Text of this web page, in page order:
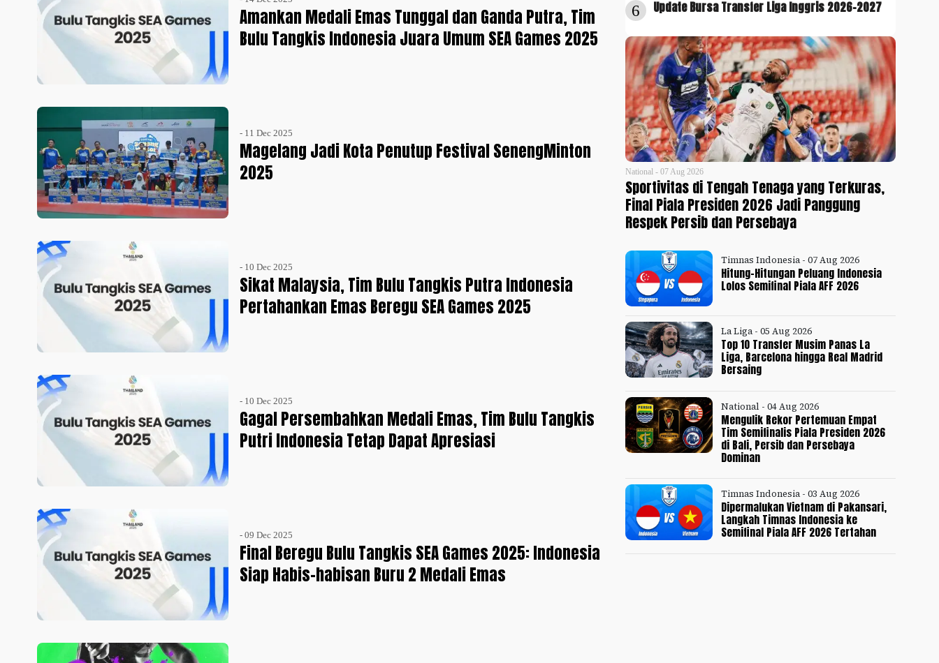
Amankan Medali Emas Tunggal dan Ganda Putra, Tim
Bulu Tangkis Indonesia Juara Umum SEA Games 2025
- 11 Dec 2025
Magelang Jadi Kota Penutup Festival SenengMinton
2025
- 10 Dec 2025
Sikat Malaysia, Tim Bulu Tangkis Putra Indonesia
Pertahankan Emas Beregu SEA Games 2025
- 10 Dec 2025
Gagal Persembahkan Medali Emas, Tim Bulu Tangkis
Putri Indonesia Tetap Dapat Apresiasi
- 09 Dec 2025
Final Beregu Bulu Tangkis SEA Games 2025: Indonesia
Siap Habis-habisan Buru 2 Medali Emas
6 Update Bursa Transfer Liga Inggris 2026-2027
National - 07 Aug 2026
Sportivitas di Tengah Tenaga yang Terkuras,
Final Piala Presiden 2026 Jadi Panggung
Respek Persib dan Persebaya
Timnas Indonesia - 07 Aug 2026
Hitung-Hitungan Peluang Indonesia
Lolos Semifinal Piala AFF 2026
La Liga - 05 Aug 2026
Top 10 Transfer Musim Panas La
Liga, Barcelona hingga Real Madrid
Bersaing
National - 04 Aug 2026
Mengulik Rekor Pertemuan Empat
Tim Semifinalis Piala Presiden 2026
di Bali, Persib dan Persebaya
Dominan
Timnas Indonesia - 03 Aug 2026
Dipermalukan Vietnam di Pakansari,
Langkah Timnas Indonesia ke
Semifinal Piala AFF 2026 Tertahan